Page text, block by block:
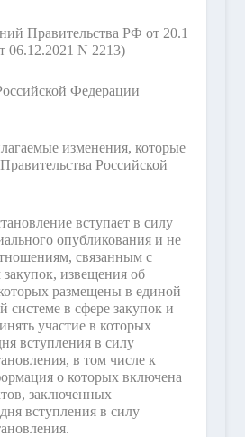
Правительства РФ от 20.1
06.12.2021 N 2213)
Федерации
изменения, которые
Российской
вступает в силу
опубликования и не
связанным с
извещения об
размещены в единой
в сфере закупок и
участие в которых
вступления в силу
в том числе к
о которых включена
заключенных
вступления в силу